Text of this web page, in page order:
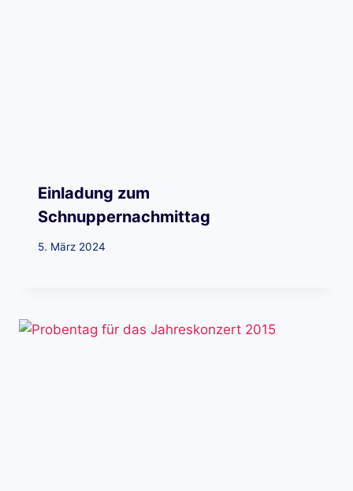
Einladung zum
Schnuppernachmittag
5. März 2024